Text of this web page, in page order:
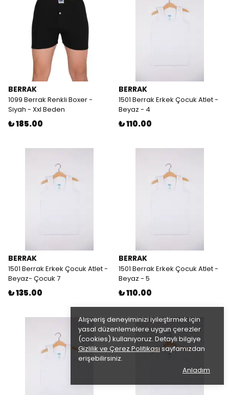
Alışveriş deneyiminizi iyileştirmek için
yasal düzenlemelere uygun çerezler
(cookies) kullanıyoruz. Detaylı bilgiye
Gizlilik ve Çerez Politikası sayfamızdan
erişebilirsiniz.
Anladım
BERRAK
1099 Berrak Renkli Boxer -
Siyah - Xxl Beden
₺ 185.00
BERRAK
1501 Berrak Erkek Çocuk Atlet -
Beyaz - 4
₺ 110.00
BERRAK
1501 Berrak Erkek Çocuk Atlet -
Beyaz- Çocuk 7
₺ 135.00
BERRAK
1501 Berrak Erkek Çocuk Atlet -
Beyaz - 5
₺ 110.00